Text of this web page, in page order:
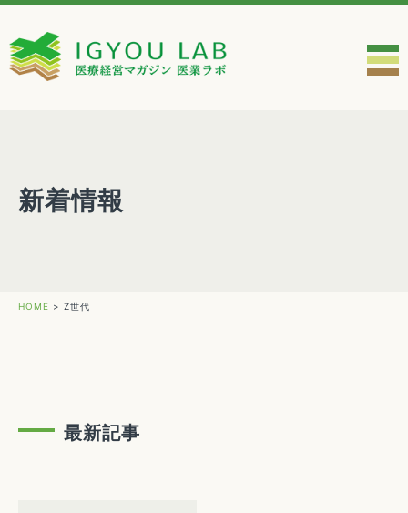
新着情報
HOME > Z世代
最新記事